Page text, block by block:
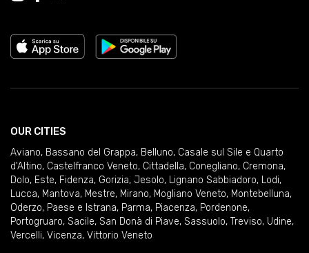
OUR CITIES
Aviano, Bassano del Grappa, Belluno, Casale sul Sile e Quarto
d'Altino, Castelfranco Veneto, Cittadella, Conegliano, Cremona,
Dolo, Este, Fidenza, Gorizia, Jesolo, Lignano Sabbiadoro, Lodi,
Lucca, Mantova, Mestre, Mirano, Mogliano Veneto, Montebelluna,
Oderzo, Paese e Istrana, Parma, Piacenza, Pordenone,
Portogruaro, Sacile, San Donà di Piave, Sassuolo, Treviso, Udine,
Vercelli, Vicenza, Vittorio Veneto